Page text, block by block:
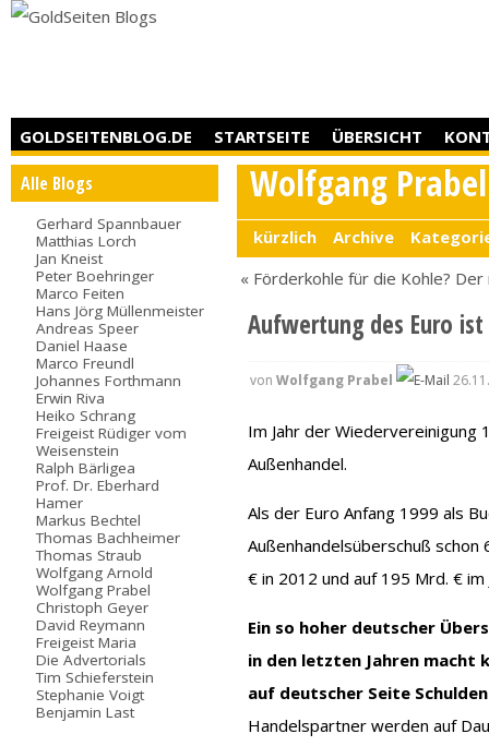
GOLDSEITENBLOG.DE STARTSEITE ÜBERSICHT
Alle Blogs
Gerhard Spannbauer
Matthias Lorch
Jan Kneist
Peter Boehringer
Marco Feiten
Hans Jörg Müllenmeister
Andreas Speer
Daniel Haase
Marco Freundl
Johannes Forthmann
Erwin Riva
Heiko Schrang
Freigeist Rüdiger vom
Weisenstein
Ralph Bärligea
Prof. Dr. Eberhard
Hamer
Markus Bechtel
Thomas Bachheimer
Thomas Straub
Wolfgang Arnold
Wolfgang Prabel
Christoph Geyer
David Reymann
Freigeist Maria
Die Advertorials
Tim Schieferstein
Stephanie Voigt
Benjamin Last
Wolfgang Prabel
kürzlich Archive
« Förderkohle für die Kohle? Der
Aufwertung des Euro
von Wolfgang Prabel
Im Jahr der Wiedervereinigung
Außenhandel.
Als der Euro Anfang 1999 als
Außenhandelsüberschuß
€ in 2012 und auf 195 Mrd. €
Ein so hoher deutscher
in den letzten Jahren macht
auf deutscher Seite
Handelspartner werden auf